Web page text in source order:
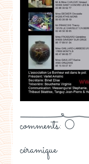
comments: 0
céramique